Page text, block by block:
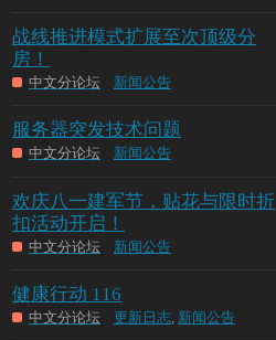
战线推进模式扩展至次顶级分
房！
中文分论坛 新闻公告
服务器突发技术问题
中文分论坛 新闻公告
欢庆八一建军节，贴花与限时折
扣活动开启！
中文分论坛 新闻公告
健康行动 116
中文分论坛 更新日志, 新闻公告